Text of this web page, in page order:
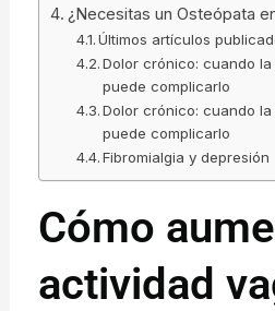
¿Necesitas un Osteópata
Últimos artículos
Dolor crónico: cuando
puede complicarlo
Dolor crónico: cuando
puede complicarlo
Fibromialgia y depresión
Cómo
actividad